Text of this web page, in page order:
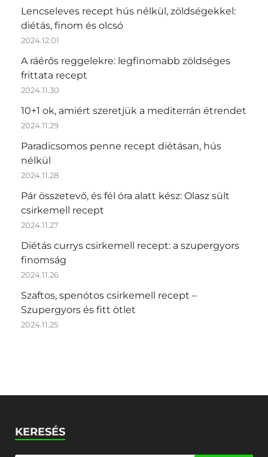
Lencseleves recept hús nélkül, zöldségekkel:
diétás, finom és olcsó
2024.12.01
A ráérős reggelekre: legfinomabb zöldséges
frittata recept
2024.11.30
10+1 ok, amiért szeretjük a mediterrán étrendet
2024.11.29
Paradicsomos penne recept diétásan, hús
nélkül
2024.11.28
Pár összetevő, és fél óra alatt kész: Olasz sült
csirkemell recept
2024.11.27
Diétás currys csirkemell recept: a szupergyors
finomság
2024.11.26
Szaftos, spenótos csirkemell recept –
Szupergyors és fitt ötlet
2024.11.25
KERESÉS